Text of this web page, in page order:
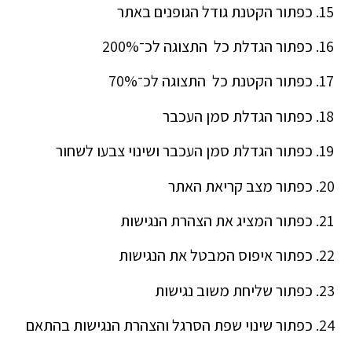
כפתור הקטנת גודל הגופנים באתר
כפתור הגדלת כל התצוגה לכ־200%
כפתור הקטנת כל התצוגה לכ־70%
כפתור הגדלת סמן העכבר
כפתור הגדלת סמן העכבר ושינוי צבעו לשחור
כפתור מצב קריאת האתר
כפתור המציג את הצהרת הנגישות
כפתור איפוס המבטל את הנגישות
כפתור שליחת משוב נגישות
כפתור שינוי שפת הסרגל והצהרת הנגישות בהתאם